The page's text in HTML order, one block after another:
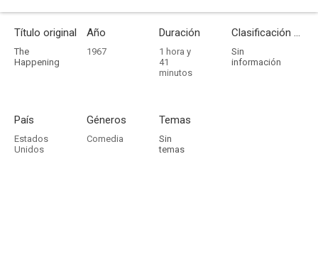
Título original
The
Happening
Año
1967
Duración
1 hora y
41
minutos
Clasificación por edades
Sin
información
País
Estados
Unidos
Géneros
Comedia
Temas
Sin
temas